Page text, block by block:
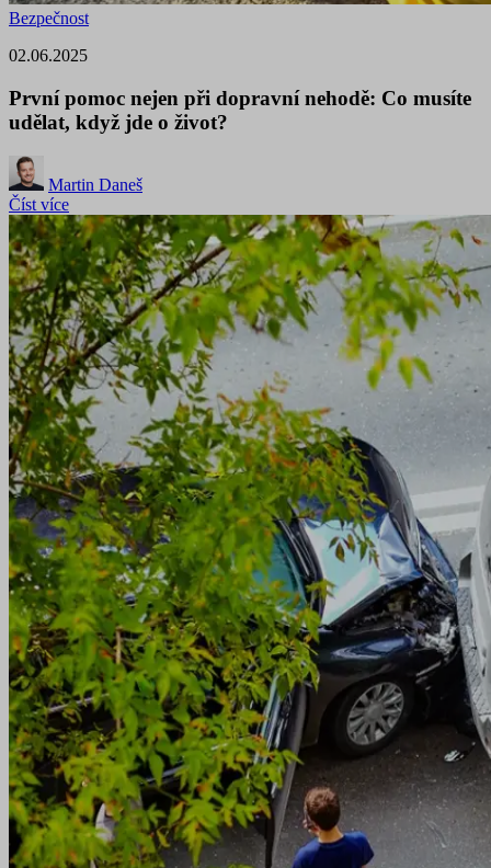
Bezpečnost
02.06.2025
První pomoc nejen při dopravní nehodě: Co musíte
udělat, když jde o život?
Martin Daneš
Číst více